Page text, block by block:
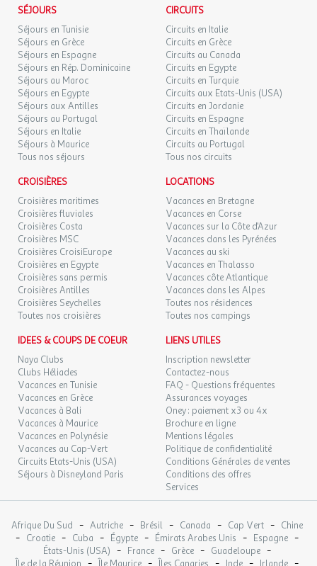
SÉJOURS
Séjours en Tunisie
Séjours en Grèce
Séjours en Espagne
Séjours en Rép. Dominicaine
Séjours au Maroc
Séjours en Egypte
Séjours aux Antilles
Séjours au Portugal
Séjours en Italie
Séjours à Maurice
Tous nos séjours
CIRCUITS
Circuits en Italie
Circuits en Grèce
Circuits au Canada
Circuits en Egypte
Circuits en Turquie
Circuits aux Etats-Unis (USA)
Circuits en Jordanie
Circuits en Espagne
Circuits en Thaïlande
Circuits au Portugal
Tous nos circuits
CROISIÈRES
Croisières maritimes
Croisières fluviales
Croisières Costa
Croisières MSC
Croisières CroisiEurope
Croisières en Egypte
Croisières sans permis
Croisières Antilles
Croisières Seychelles
Toutes nos croisières
LOCATIONS
Vacances en Bretagne
Vacances en Corse
Vacances sur la Côte d'Azur
Vacances dans les Pyrénées
Vacances au ski
Vacances en Thalasso
Vacances côte Atlantique
Vacances dans les Alpes
Toutes nos résidences
Toutes nos campings
IDEES & COUPS DE COEUR
Naya Clubs
Clubs Héliades
Vacances en Tunisie
Vacances en Grèce
Vacances à Bali
Vacances à Maurice
Vacances en Polynésie
Vacances au Cap-Vert
Circuits Etats-Unis (USA)
Séjours à Disneyland Paris
LIENS UTILES
Inscription newsletter
Contactez-nous
FAQ - Questions fréquentes
Assurances voyages
Oney : paiement x3 ou 4x
Brochure en ligne
Mentions légales
Politique de confidentialité
Conditions Générales de ventes
Conditions des offres
Services
Afrique Du Sud - Autriche - Brésil - Canada - Cap Vert - Chine
- Croatie - Cuba - Égypte - Émirats Arabes Unis - Espagne -
États-Unis (USA) - France - Grèce - Guadeloupe -
- - - - -